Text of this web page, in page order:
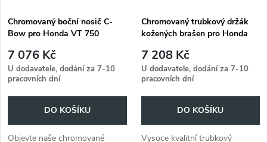
Chromovaný boční nosič C-
Bow pro Honda VT 750
7 076 Kč
U dodavatele, dodání za 7-10
pracovních dní
DO KOŠÍKU
Objevte naše chromované
Chromovaný trubkový držák
kožených brašen pro Honda
7 208 Kč
U dodavatele, dodání za 7-10
pracovních dní
DO KOŠÍKU
Vysoce kvalitní trubkový